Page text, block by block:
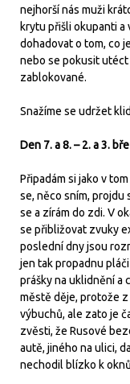
nejhorší nás muži
krytu přišli okupanti a
dohadovat o tom, co
nebo se pokusit utéct
zablokované.
Snažíme se udržet
Den 7. a 8. – 2. a 3.
Připadám si jako v
se, něco sním, projdu
se a zírám do zdi. V
se přibližovat zvuky
poslední dny jsou
jen tak propadnu
prášky na uklidnění a
městě děje, protože
výbuchů, ale zato je
zvěsti, že Rusové
autě, jiného na ulici,
nechodil blízko k